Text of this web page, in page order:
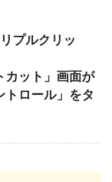
リプルクリッ
カット」画面が
トロール」をタ